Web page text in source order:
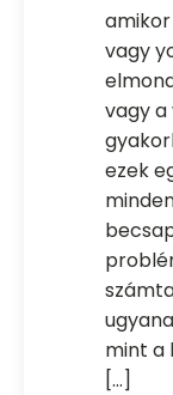
vagy
vagy a
ezek
mint a
[…]